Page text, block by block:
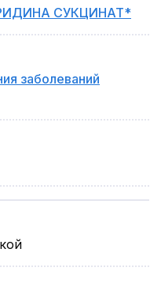
СУКЦИНАТ*
заболеваний